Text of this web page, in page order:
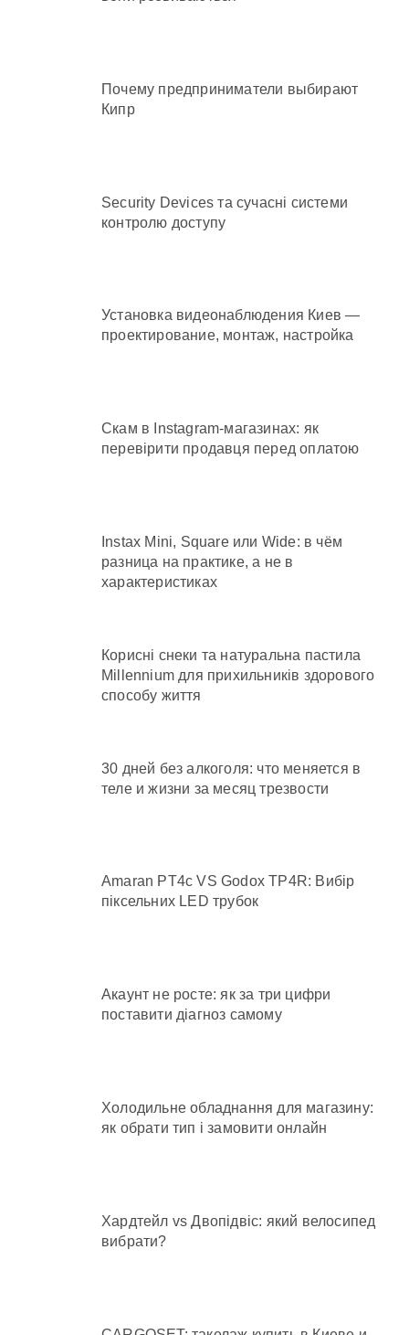
Почему предприниматели выбирают
Кипр
Security Devices та сучасні системи
контролю доступу
Установка видеонаблюдения Киев —
проектирование, монтаж, настройка
Скам в Instagram-магазинах: як
перевірити продавця перед оплатою
Instax Mini, Square или Wide: в чём
разница на практике, а не в
характеристиках
Корисні снеки та натуральна пастила
Millennium для прихильників здорового
способу життя
30 дней без алкоголя: что меняется в
теле и жизни за месяц трезвости
Amaran PT4c VS Godox TP4R: Вибір
піксельних LED трубок
Акаунт не росте: як за три цифри
поставити діагноз самому
Холодильне обладнання для магазину:
як обрати тип і замовити онлайн
Хардтейл vs Двопідвіс: який велосипед
вибрати?